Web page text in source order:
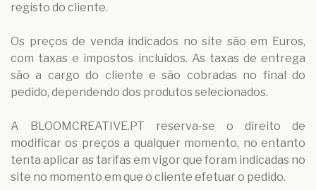
registo do cliente.
Os preços de venda indicados no site são em Euros,
com taxas e impostos incluídos. As taxas de entrega
são a cargo do cliente e são cobradas no final do
pedido, dependendo dos produtos selecionados.
A BLOOMCREATIVE.PT reserva-se o direito de
modificar os preços a qualquer momento, no entanto
tenta aplicar as tarifas em vigor que foram indicadas no
site no momento em que o cliente efetuar o pedido.